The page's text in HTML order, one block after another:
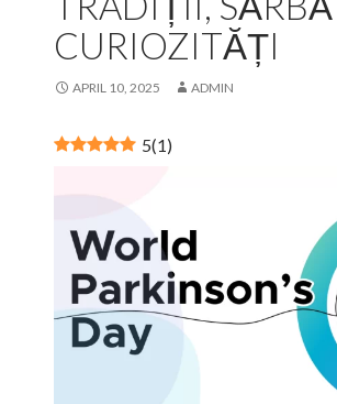
CURIOZITĂȚI
APRIL 10, 2025 ADMIN
5(1)